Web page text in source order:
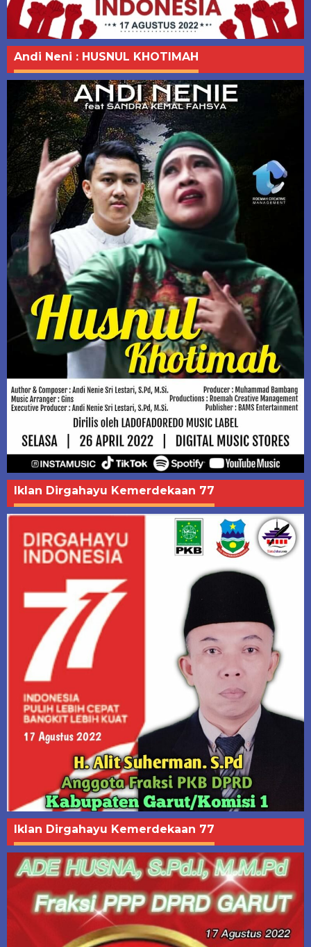
Andi Neni : HUSNUL KHOTIMAH
Iklan Dirgahayu Kemerdekaan 77
Iklan Dirgahayu Kemerdekaan 77